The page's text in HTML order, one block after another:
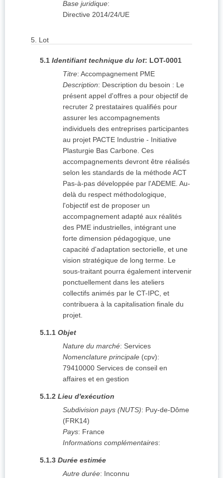
Base juridique:
Directive 2014/24/UE
5. Lot
5.1 Identifiant technique du lot: LOT-0001
Titre: Accompagnement PME
Description: Description du besoin : Le
présent appel d'offres a pour objectif de
recruter 2 prestataires qualifiés pour
assurer les accompagnements
individuels des entreprises participantes
au projet PACTE Industrie - Initiative
Plasturgie Bas Carbone. Ces
accompagnements devront être réalisés
selon les standards de la méthode ACT
Pas-à-pas développée par l'ADEME. Au-
delà du respect méthodologique,
l'objectif est de proposer un
accompagnement adapté aux réalités
des PME industrielles, intégrant une
forte dimension pédagogique, une
capacité d'adaptation sectorielle, et une
vision stratégique de long terme. Le
sous-traitant pourra également intervenir
ponctuellement dans les ateliers
collectifs animés par le CT-IPC, et
contribuera à la capitalisation finale du
projet.
5.1.1 Objet
Nature du marché: Services
Nomenclature principale (cpv):
79410000 Services de conseil en
affaires et en gestion
5.1.2 Lieu d'exécution
Subdivision pays (NUTS): Puy-de-Dôme
(FRK14)
Pays: France
Informations complémentaires:
5.1.3 Durée estimée
Autre durée: Inconnu